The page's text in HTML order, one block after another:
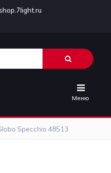
Меню
Specchio 48513